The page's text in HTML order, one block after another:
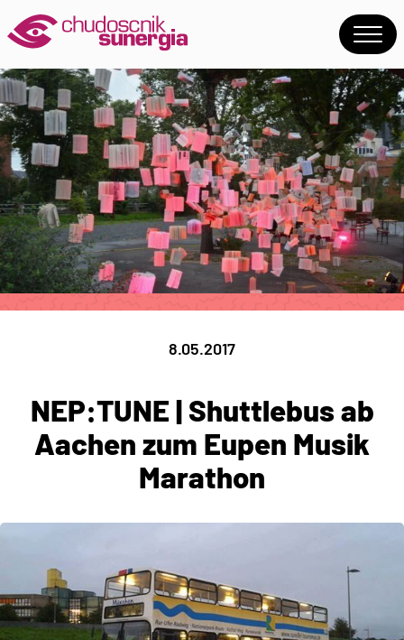
8.05.2017
NEP:TUNE | Shuttlebus ab
Aachen zum Eupen Musik
Marathon